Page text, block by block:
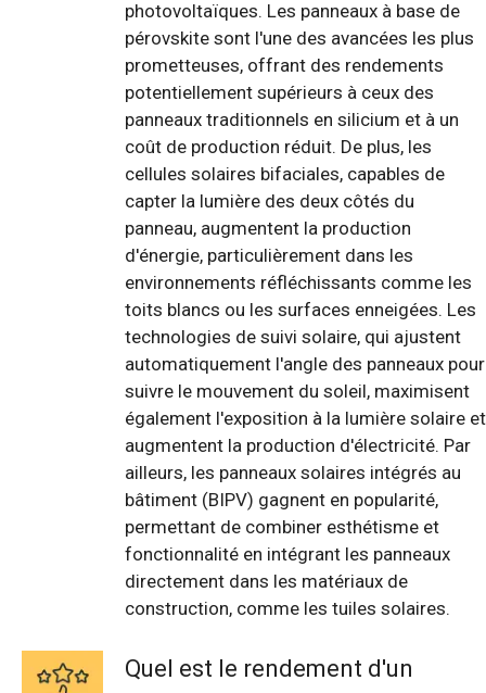
photovoltaïques. Les panneaux à base de
pérovskite sont l'une des avancées les plus
prometteuses, offrant des rendements
potentiellement supérieurs à ceux des
panneaux traditionnels en silicium et à un
coût de production réduit. De plus, les
cellules solaires bifaciales, capables de
capter la lumière des deux côtés du
panneau, augmentent la production
d'énergie, particulièrement dans les
environnements réfléchissants comme les
toits blancs ou les surfaces enneigées. Les
technologies de suivi solaire, qui ajustent
automatiquement l'angle des panneaux pour
suivre le mouvement du soleil, maximisent
également l'exposition à la lumière solaire et
augmentent la production d'électricité. Par
ailleurs, les panneaux solaires intégrés au
bâtiment (BIPV) gagnent en popularité,
permettant de combiner esthétisme et
fonctionnalité en intégrant les panneaux
directement dans les matériaux de
construction, comme les tuiles solaires.
Quel est le rendement d'un